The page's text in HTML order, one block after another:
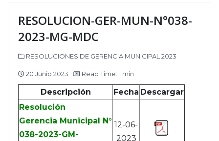
RESOLUCION-GER-MUN-N°038-
2023-MG-MDC
RESOLUCIONES DE GERENCIA MUNICIPAL 2023
20 Junio 2023 Read Time: 1 min
Descripción Fecha Descargar
Resolución
Gerencia Municipal N°
038-2023-GM-
12-06-
2023